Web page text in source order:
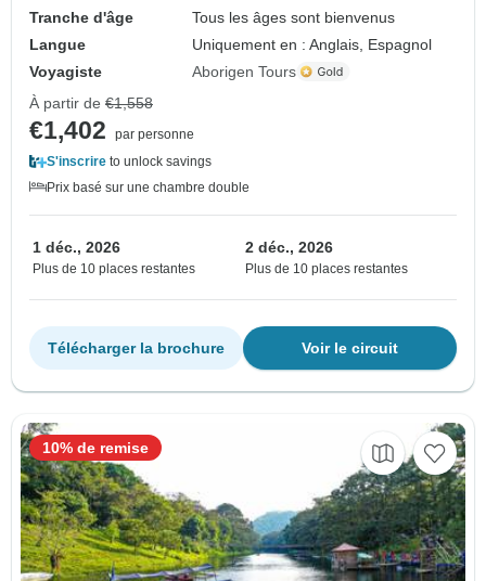
Tranche d'âge
Tous les âges sont bienvenus
Langue
Uniquement en : Anglais, Espagnol
Voyagiste
Aborigen Tours
À partir de €1,558
€1,402
par personne
S'inscrire to unlock savings
Prix basé sur une chambre double
1 déc., 2026
Plus de 10 places restantes
2 déc., 2026
Plus de 10 places restantes
Voir le circuit
Télécharger la brochure
10% de remise